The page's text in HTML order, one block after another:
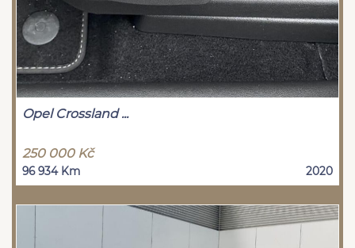
Opel Crossland ...
250 000 Kč
96 934 Km 2020